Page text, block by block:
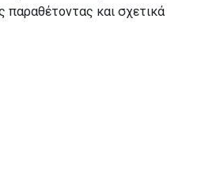
και σχετικά